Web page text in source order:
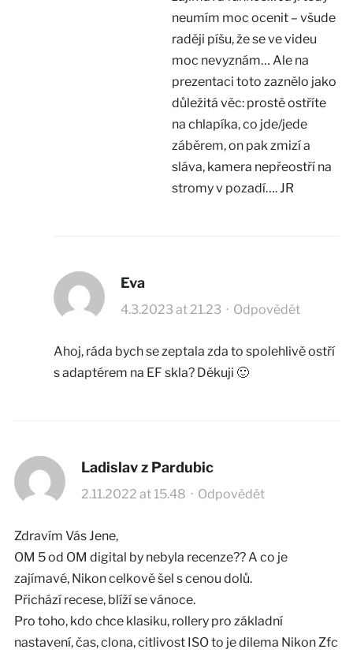
neumím moc ocenit – všude
raději píšu, že se ve videu
moc nevyznám… Ale na
prezentaci toto zaznělo jako
důležitá věc: prostě ostříte
na chlapíka, co jde/jede
záběrem, on pak zmizí a
sláva, kamera nepřeostří na
stromy v pozadí…. JR
Eva
4.3.2023 at 21.23· Odpovědět
Ahoj, ráda bych se zeptala zda to spolehlivě ostří
s adaptérem na EF skla? Děkuji 🙂
Ladislav z Pardubic
2.11.2022 at 15.48 · Odpovědět
Zdravím Vás Jene,
OM 5 od OM digital by nebyla recenze?? A co je
zajímavé, Nikon celkově šel s cenou dolů.
Přichází recese, blíží se vánoce.
Pro toho, kdo chce klasiku, rollery pro základní
nastavení, čas, clona, citlivost ISO to je dilema Nikon Zfc